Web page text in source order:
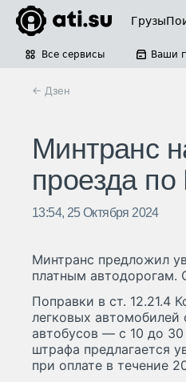
Грузы
Все сервисы Ваши
← Дзен
Минтранс
проезда
13:54, 25 Октября 2024
Минтранс предложил
платным автодорогам.
Поправки в ст. 12.21.4
легковых автомобилей
автобусов — с 10 до
штрафа предлагается
при оплате в течение